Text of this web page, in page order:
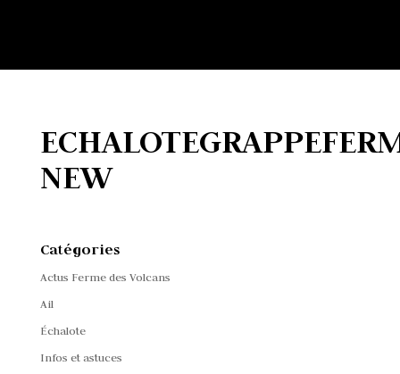
NEW
Catégories
Actus Ferme des Volcans
Ail
Échalote
Infos et astuces